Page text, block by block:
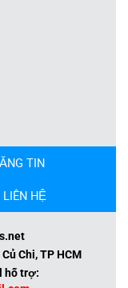
TIN
LIÊN HỆ
Chi, TP HCM
hỗ trợ: